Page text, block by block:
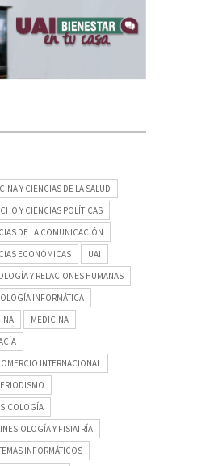
Y CIENCIAS DE LA SALUD
Y CIENCIAS POLÍTICAS
DE LA COMUNICACIÓN
ECONÓMICAS
UAI
Y RELACIONES HUMANAS
INFORMÁTICA
MEDICINA
INTERNACIONAL
Y FISIATRÍA
INFORMÁTICOS